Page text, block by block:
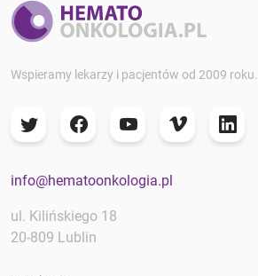
Wspieramy lekarzy i pacjentów od 2009 roku.
info@hematoonkologia.pl
ul. Kilińskiego 18
20-809 Lublin